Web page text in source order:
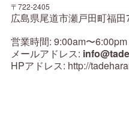
〒722-2405
広島県尾道市瀬戸田町福田
営業時間: 9:00am〜
メールアドレス:
HPアドレス: http://